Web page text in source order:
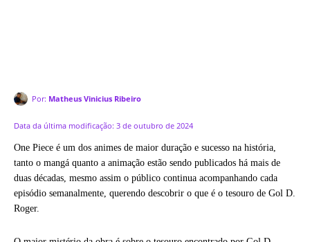
Por: Matheus Vinicius Ribeiro
Data da última modificação: 3 de outubro de 2024
One Piece é um dos animes de maior duração e sucesso na história,
tanto o mangá quanto a animação estão sendo publicados há mais de
duas décadas, mesmo assim o público continua acompanhando cada
episódio semanalmente, querendo descobrir o que é o tesouro de Gol D.
Roger.